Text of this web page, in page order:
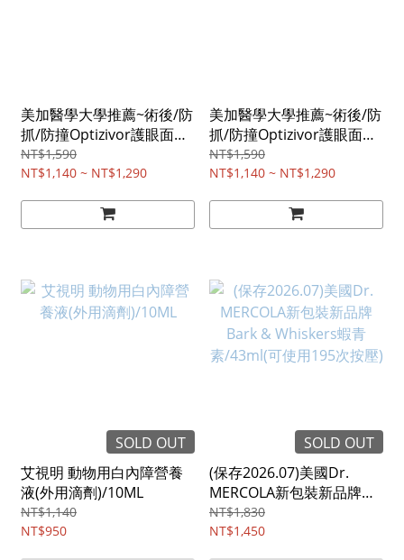
美加醫學大學推薦~術後/防
抓/防撞Optizivor護眼面罩
（常規/透明款）
NT$1,590
NT$1,140 ~ NT$1,290
美加醫學大學推薦~術後/防
抓/防撞Optizivor護眼面罩
（短鼻/貓咪適用）
NT$1,590
NT$1,140 ~ NT$1,290
SOLD OUT
艾視明 動物用白內障營養
液(外用滴劑)/10ML
NT$1,140
NT$950
SOLD OUT
(保存2026.07)美國Dr.
MERCOLA新包裝新品牌
Bark & Whiskers蝦青
素/43ml(可使用195次按壓)
NT$1,830
NT$1,450